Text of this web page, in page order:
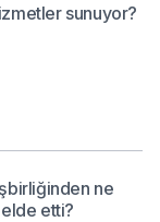
sunuyor?
ne
etti?